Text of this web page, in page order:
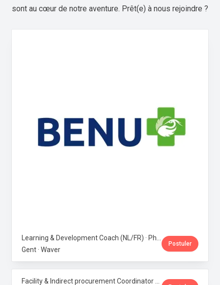
sont au cœur de notre aventure. Prêt(e) à nous rejoindre ?
Gent · Waver
Postuler